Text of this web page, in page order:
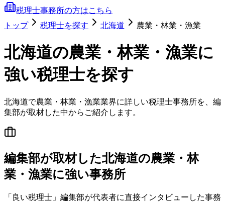
税理士事務所の方はこちら
トップ
税理士を探す 北海道 農業・林業・漁業
北海道の農業・林業・漁業に
強い税理士を探す
北海道で農業・林業・漁業業界に詳しい税理士事務所を、編
集部が取材した中からご紹介します。
編集部が取材した北海道の農業・林
業・漁業に強い事務所
「良い税理士」編集部が代表者に直接インタビューした事務